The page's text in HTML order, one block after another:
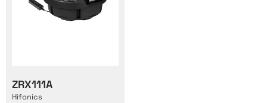
ZRX111A
Hifonics